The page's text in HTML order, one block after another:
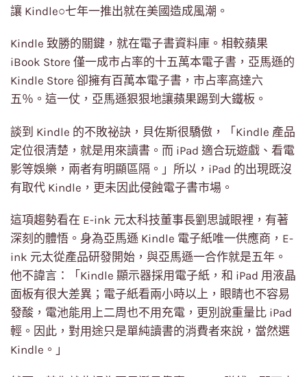
讓 Kindle○七年一推出就在美國造成風潮。
Kindle 致勝的關鍵，就在電子書資料庫。相較蘋果
iBook Store 僅一成市占率的十五萬本電子書，亞馬遜的
Kindle Store 卻擁有百萬本電子書，市占率高達六
五％。這一仗，亞馬遜狠狠地讓蘋果踢到大鐵板。
談到 Kindle 的不敗祕訣，貝佐斯很驕傲，「Kindle 產品
定位很清楚，就是用來讀書。而 iPad 適合玩遊戲、看電
影等娛樂，兩者有明顯區隔。」所以，iPad 的出現既沒
有取代 Kindle，更未因此侵蝕電子書市場。
這項趨勢看在 E-ink 元太科技董事長劉思誠眼裡，有著
深刻的體悟。身為亞馬遜 Kindle 電子紙唯一供應商，E-
ink 元太從產品研發開始，與亞馬遜一合作就是五年。
他不諱言：「Kindle 顯示器採用電子紙，和 iPad 用液晶
面板有很大差異；電子紙看兩小時以上，眼睛也不容易
發酸，電池能用上二周也不用充電，更別說重量比 iPad
輕。因此，對用途只是單純讀書的消費者來說，當然選
Kindle。」